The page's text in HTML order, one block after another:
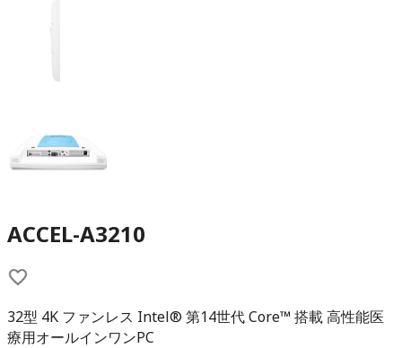
ACCEL-A3210
32型 4K ファンレス Intel® 第14世代 Core™ 搭載 高性能医
療用オールインワンPC